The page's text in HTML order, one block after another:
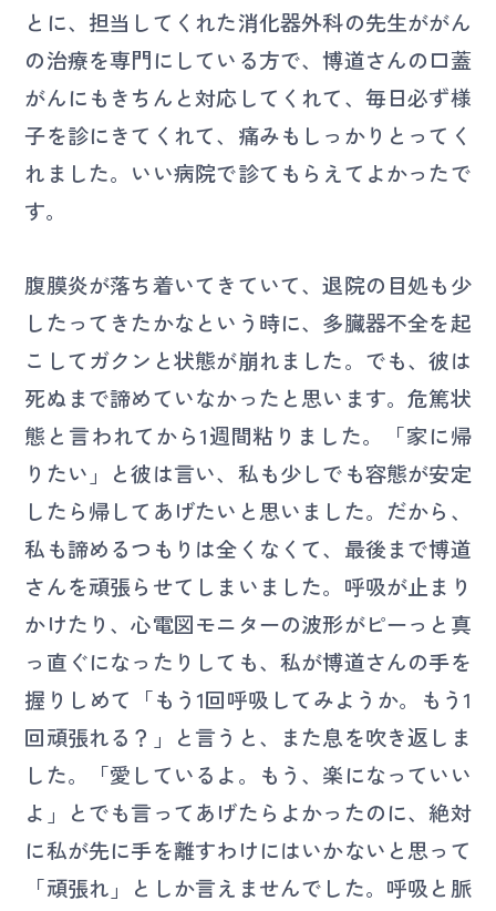
とに、担当してくれた消化器外科の先生ががん
の治療を専門にしている方で、博道さんの口蓋
がんにもきちんと対応してくれて、毎日必ず様
子を診にきてくれて、痛みもしっかりとってく
れました。いい病院で診てもらえてよかったで
す。
腹膜炎が落ち着いてきていて、退院の目処も少
したってきたかなという時に、多臓器不全を起
こしてガクンと状態が崩れました。でも、彼は
死ぬまで諦めていなかったと思います。危篤状
態と言われてから1週間粘りました。「家に帰
りたい」と彼は言い、私も少しでも容態が安定
したら帰してあげたいと思いました。だから、
私も諦めるつもりは全くなくて、最後まで博道
さんを頑張らせてしまいました。呼吸が止まり
かけたり、心電図モニターの波形がピーっと真
っ直ぐになったりしても、私が博道さんの手を
握りしめて「もう1回呼吸してみようか。もう1
回頑張れる？」と言うと、また息を吹き返しま
した。「愛しているよ。もう、楽になっていい
よ」とでも言ってあげたらよかったのに、絶対
に私が先に手を離すわけにはいかないと思って
「頑張れ」としか言えませんでした。呼吸と脈